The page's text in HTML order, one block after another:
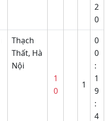
2
0
Thạch
Thất, Hà
Nội
1
0
1
0
0
:
1
9
:
4